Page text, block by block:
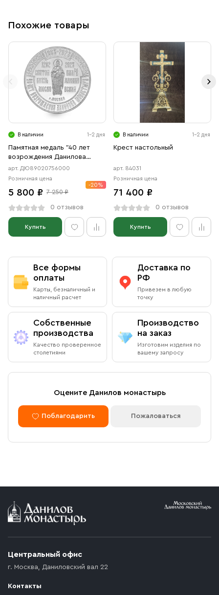
Похожие товары
В наличии 1-2 дня
Памятная медаль "40 лет
возрождения Данилова
Монастыря"
арт. ДЮ89020756000
Розничная цена
5 800 ₽ 7 250 ₽
-20%
0 отзывов
Купить
В наличии 1-2 дня
Крест настольный
арт. 84031
Розничная цена
71 400 ₽
0 отзывов
Купить
Все формы
оплаты
Карты, безналичный и
наличный расчет
Доставка по
РФ
Привезем в любую
точку
Собственные
производства
Качество проверенное
столетиями
Производство
на заказ
Изготовим изделия по
вашему запросу
Оцените Данилов монастырь
Поблагодарить Пожаловаться
Центральный офис
г. Москва, Даниловский вал 22
Контакты